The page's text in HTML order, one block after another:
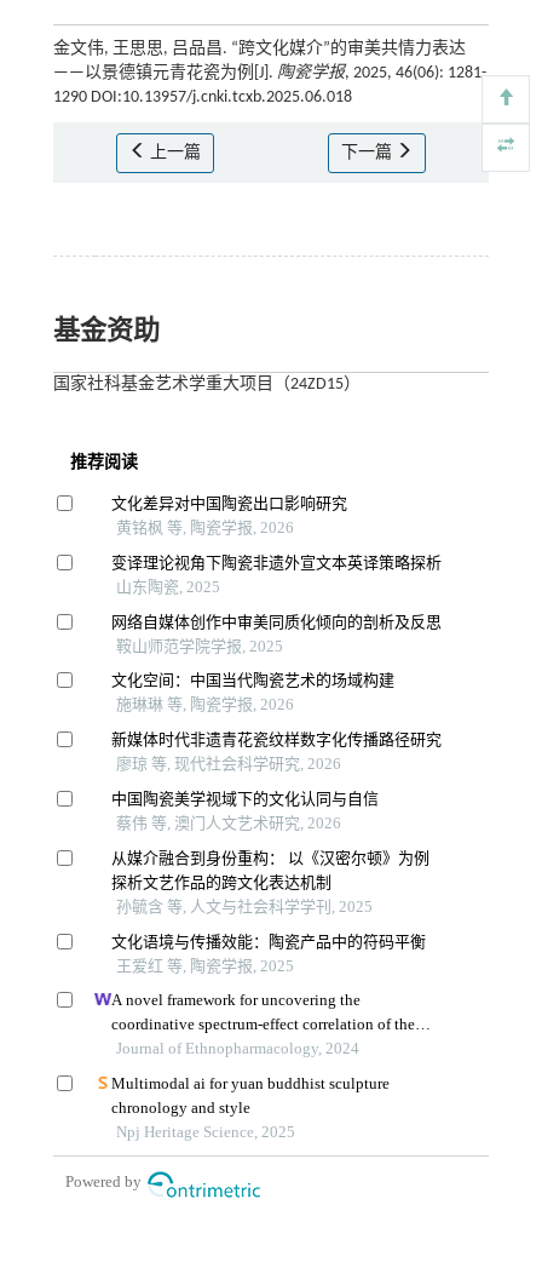
金文伟, 王思思, 吕品昌. “跨文化媒介”的审美共情力表达
——以景德镇元青花瓷为例[J]. 陶瓷学报, 2025, 46(06): 1281-
1290 DOI:10.13957/j.cnki.tcxb.2025.06.018
上一篇 下一篇
基金资助
国家社科基金艺术学重大项目（24ZD15）